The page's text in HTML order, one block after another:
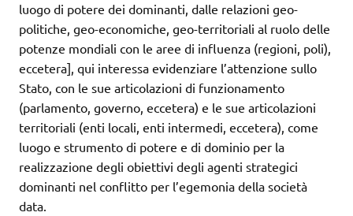
luogo di potere dei dominanti, dalle relazioni geo-
politiche, geo-economiche, geo-territoriali al ruolo delle
potenze mondiali con le aree di influenza (regioni, poli),
eccetera], qui interessa evidenziare l’attenzione sullo
Stato, con le sue articolazioni di funzionamento
(parlamento, governo, eccetera) e le sue articolazioni
territoriali (enti locali, enti intermedi, eccetera), come
luogo e strumento di potere e di dominio per la
realizzazione degli obiettivi degli agenti strategici
dominanti nel conflitto per l’egemonia della società
data.